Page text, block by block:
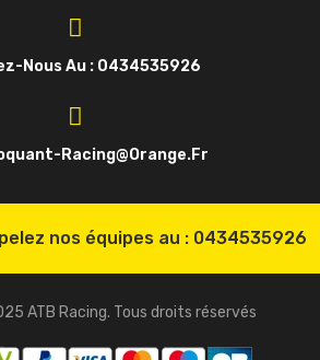
Nous Au : 0434535926
Racing@orange.fr
nos équipes au : 0434535926
ATB Racing. Tous droits réservés